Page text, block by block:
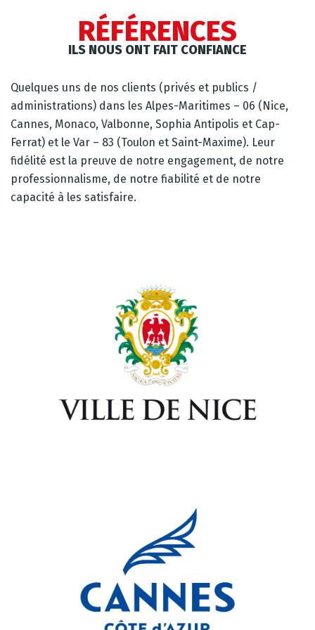
RÉFÉRENCES
ILS NOUS ONT FAIT CONFIANCE
Quelques uns de nos clients (privés et publics /
administrations) dans les Alpes-Maritimes – 06 (Nice,
Cannes, Monaco, Valbonne, Sophia Antipolis et Cap-
Ferrat) et le Var – 83 (Toulon et Saint-Maxime). Leur
fidélité est la preuve de notre engagement, de notre
professionnalisme, de notre fiabilité et de notre
capacité à les satisfaire.